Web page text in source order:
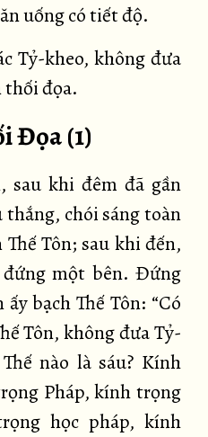
uống có tiết độ.
Tỷ-kheo, không đưa
thối đọa.
Đọa (1)
sau khi đêm đã gần
chói sáng toàn
Tôn; sau khi đến,
một bên. Đứng
bạch Thế Tôn: “Có
Tôn, không đưa Tỷ-
nào là sáu? Kính
Pháp, kính trọng
học pháp, kính